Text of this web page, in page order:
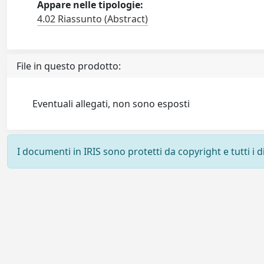
Appare nelle tipologie:
4.02 Riassunto (Abstract)
File in questo prodotto:
Eventuali allegati, non sono esposti
I documenti in IRIS sono protetti da copyright e tutti i